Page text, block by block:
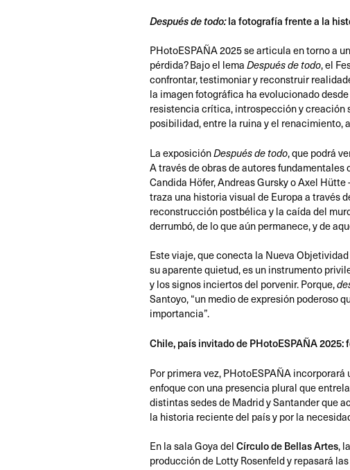
Después de todo:la fotografía frente a la
PHotoESPAÑA 2025 se articula en torno a
pérdida? Bajo el lema Después de todo, el
confrontar, testimoniar y reconstruir
la imagen fotográfica ha evolucionado
resistencia crítica, introspección y creación
posibilidad, entre la ruina y el renacimiento,
La exposiciónDespués de todo, que podrá
A través de obras de autores
Candida Höfer, Andreas Gursky o Axel
traza una historia visual de Europa a través
reconstrucción postbélica y la caída del
derrumbó, de lo que aún permanece, y de
Este viaje, que conecta la Nueva
su aparente quietud, es un instrumento
y los signos inciertos del porvenir. Porque,
Santoyo, “un medio de expresión poderoso
importancia”.
Chile, país invitado de PHotoESPAÑA
Por primera vez, PHotoESPAÑA
enfoque con una presencia plural que
distintas sedes de Madrid y Santander que
la historia reciente del país y por la
En la sala Goya delCírculo de Bellas Artes,
producción de Lotty Rosenfeld y repasará